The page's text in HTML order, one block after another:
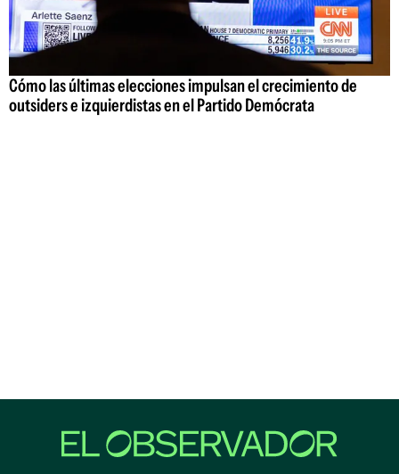
Cómo las últimas elecciones impulsan el crecimiento de
outsiders e izquierdistas en el Partido Demócrata